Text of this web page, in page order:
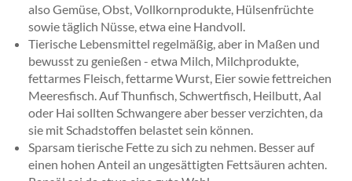
also Gemüse, Obst, Vollkornprodukte, Hülsenfrüchte
sowie täglich Nüsse, etwa eine Handvoll.
Tierische Lebensmittel regelmäßig, aber in Maßen und
bewusst zu genießen - etwa Milch, Milchprodukte,
fettarmes Fleisch, fettarme Wurst, Eier sowie fettreichen
Meeresfisch. Auf Thunfisch, Schwertfisch, Heilbutt, Aal
oder Hai sollten Schwangere aber besser verzichten, da
sie mit Schadstoffen belastet sein können.
Sparsam tierische Fette zu sich zu nehmen. Besser auf
einen hohen Anteil an ungesättigten Fettsäuren achten.